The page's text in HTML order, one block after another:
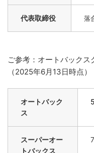
代表取締役 落
ご参考：オートバック
（2025年6月13日時点）
オートバック
ス
スーパーオー
トバックス